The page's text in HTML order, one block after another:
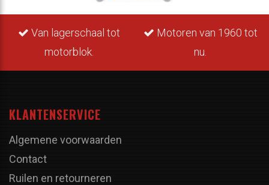
Van lagerschaal tot
motorblok.
Motoren van 1960 tot
nu.
KLANTENSERVICE
Algemene voorwaarden
Contact
Ruilen en retourneren